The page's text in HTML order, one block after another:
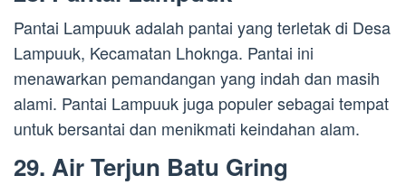
Pantai Lampuuk adalah pantai yang terletak di Desa
Lampuuk, Kecamatan Lhoknga. Pantai ini
menawarkan pemandangan yang indah dan masih
alami. Pantai Lampuuk juga populer sebagai tempat
untuk bersantai dan menikmati keindahan alam.
29. Air Terjun Batu Gring